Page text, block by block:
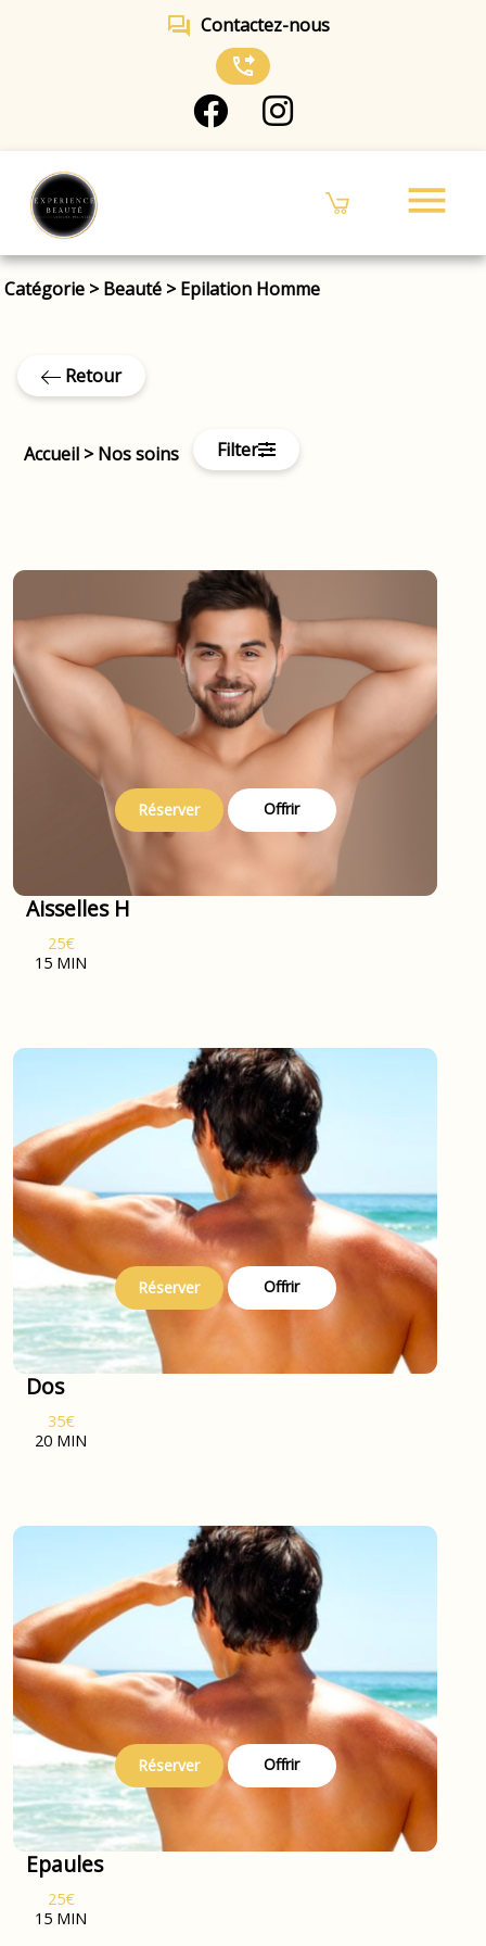
forum Contactez-nous
phone_forwarded
menu
Catégorie >Beauté >Epilation Homme
Retour
Accueil >Nos soins Filter
Réserver Offrir
Aisselles H
25€
15 MIN
Réserver Offrir
Dos
35€
20 MIN
Réserver Offrir
Epaules
25€
15 MIN